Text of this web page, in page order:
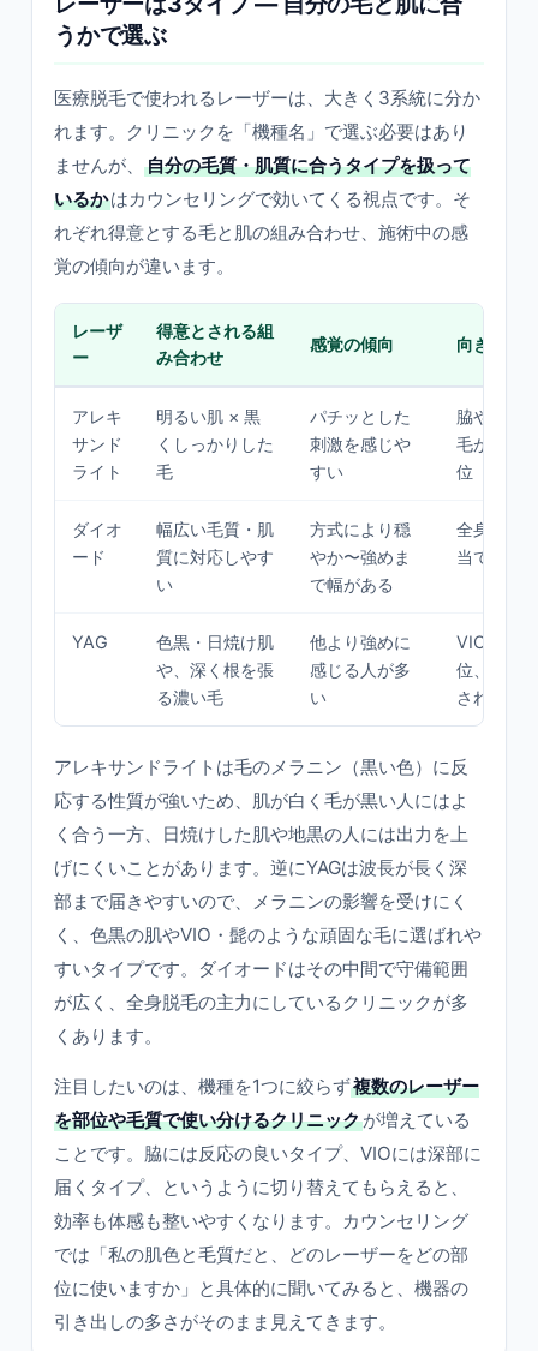
うかで選ぶ
医療脱毛で使われるレーザーは、大きく3系統に分か
れます。クリニックを「機種名」で選ぶ必要はあり
ませんが、
自分の毛質・肌質に合うタイプを扱って
いるかはカウンセリングで効いてくる視点です。そ
れぞれ得意とする毛と肌の組み合わせ、施術中の感
覚の傾向が違います。
レーザ
ー
得意とされる組
み合わせ
感覚の傾向 向きやす
アレキ
サンド
ライト
明るい肌 × 黒
くしっかりした
毛
パチッとした
刺激を感じや
すい
脇や脚な
毛がはっ
位
ダイオ
ード
幅広い毛質・肌
質に対応しやす
い
方式により穏
やか〜強めま
で幅がある
全身でバ
当てたい
YAG
色黒・日焼け肌
や、深く根を張
る濃い毛
他より強めに
感じる人が多
い
VIO・髭
位、メラ
されにく
アレキサンドライトは毛のメラニン（黒い色）に反
応する性質が強いため、肌が白く毛が黒い人にはよ
く合う一方、日焼けした肌や地黒の人には出力を上
げにくいことがあります。逆にYAGは波長が長く深
部まで届きやすいので、メラニンの影響を受けにく
く、色黒の肌やVIO・髭のような頑固な毛に選ばれや
すいタイプです。ダイオードはその中間で守備範囲
が広く、全身脱毛の主力にしているクリニックが多
くあります。
注目したいのは、機種を1つに絞らず複数のレーザー
を部位や毛質で使い分けるクリニックが増えている
ことです。脇には反応の良いタイプ、VIOには深部に
届くタイプ、というように切り替えてもらえると、
効率も体感も整いやすくなります。カウンセリング
では「私の肌色と毛質だと、どのレーザーをどの部
位に使いますか」と具体的に聞いてみると、機器の
引き出しの多さがそのまま見えてきます。